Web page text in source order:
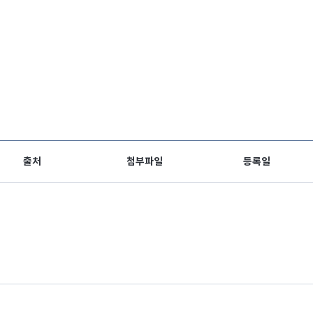
출처 첨부파일 등록일